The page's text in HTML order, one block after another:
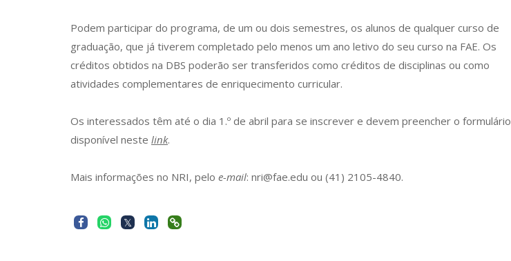
Podem participar do programa, de um ou dois semestres, os alunos de qualquer curso de
graduação, que já tiverem completado pelo menos um ano letivo do seu curso na FAE. Os
créditos obtidos na DBS poderão ser transferidos como créditos de disciplinas ou como
atividades complementares de enriquecimento curricular.
Os interessados têm até o dia 1.º de abril para se inscrever e devem preencher o formulário
disponível neste link.
Mais informações no NRI, pelo e-mail: nri@fae.edu ou (41) 2105-4840.